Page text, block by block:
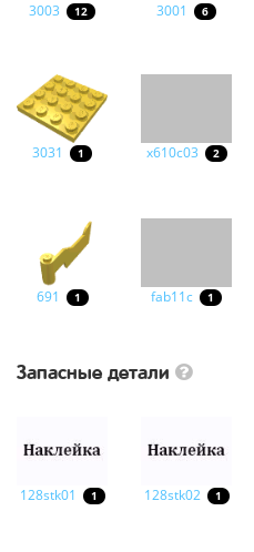
3003 12 3001 6
3031 1 x610c03 2
691 1 fab11c 1
Запасные детали
128stk01 1 128stk02 1